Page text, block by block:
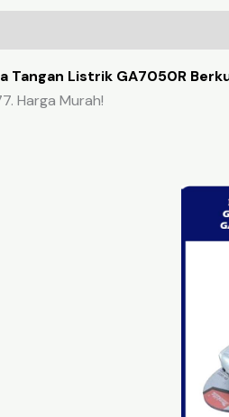
Tangan Listrik GA7050R
Harga Murah!